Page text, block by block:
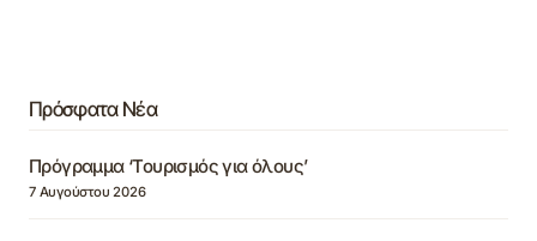
Πρόσφατα Νέα
Πρόγραμμα ‘Τουρισμός για όλους’
7 Αυγούστου 2026